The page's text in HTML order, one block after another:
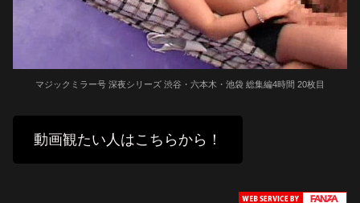
マジックミラー号 深夜シリーズ 渋谷・六本木・池袋 総集編4時間 20枚目
動画観たい人はこちらから！